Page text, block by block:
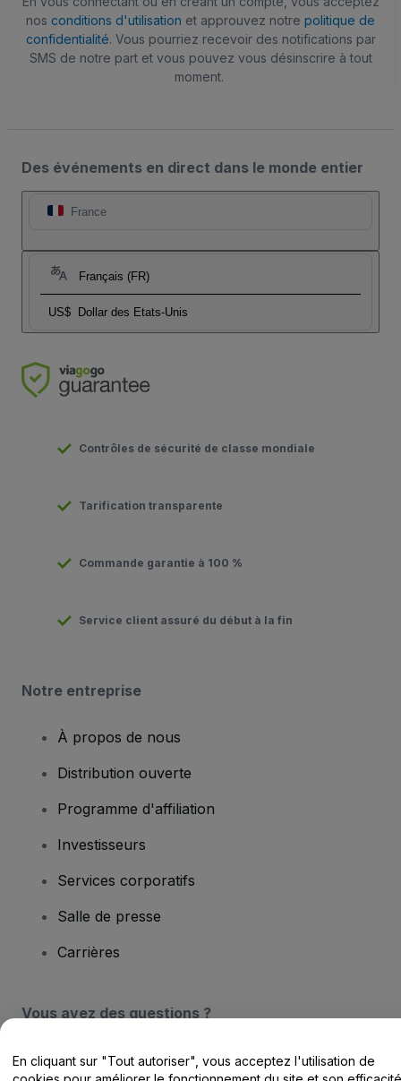
nos conditions d'utilisation et approuvez notre politique de
confidentialité. Vous pourriez recevoir des notifications par
SMS de notre part et vous pouvez vous désinscrire à tout
moment.
Des événements en direct dans le monde entier
France
Français (FR)
US$ Dollar des Etats-Unis
Contrôles de sécurité de classe mondiale
Tarification transparente
Commande garantie à 100 %
Service client assuré du début à la fin
Notre entreprise
À propos de nous
Distribution ouverte
Programme d'affiliation
Investisseurs
Services corporatifs
Salle de presse
Carrières
Vous avez des questions ?
Centre d'assistance / Nous contacter
En cliquant sur "Tout autoriser", vous acceptez l'utilisation de